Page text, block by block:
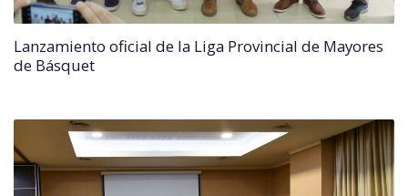
Lanzamiento oficial de la Liga Provincial de Mayores
de Básquet